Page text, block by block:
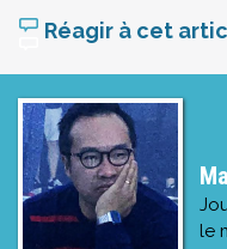
Réagir à cet
le